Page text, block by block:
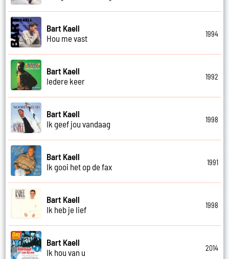
Bart Kaell
Hou me vast
1994
Bart Kaell
Iedere keer
1992
Bart Kaell
Ik geef jou vandaag
1998
Bart Kaell
Ik gooi het op de fax
1991
Bart Kaell
Ik heb je lief
1998
Bart Kaell
Ik hou van u
2014